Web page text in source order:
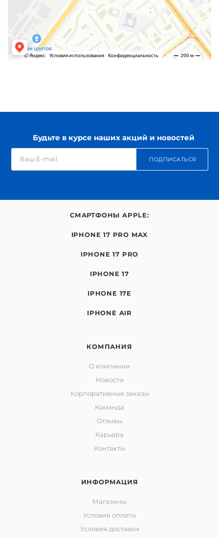
Будьте в курсе наших акций и новостей
ПОДПИСАТЬСЯ
СМАРТФОНЫ APPLE:
IPHONE 17 PRO MAX
IPHONE 17 PRO
IPHONE 17
IPHONE 17E
IPHONE AIR
КОМПАНИЯ
О компании
Новости
Корпоративные заказы
Команда
Отзывы
Карьера
Контакты
ИНФОРМАЦИЯ
Магазины
Условия оплаты
Условия доставки